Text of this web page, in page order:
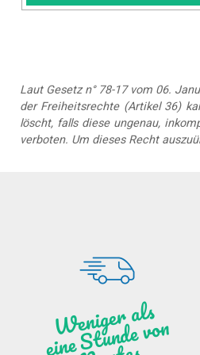
Laut Gesetz n° 78-17 vom 06.
der Freiheitsrechte (Artikel 36)
löscht, falls diese ungenau,
verboten. Um dieses Recht
We
ni
ge
r
als
ei
ne
Stu
n
de vo
n
N
a